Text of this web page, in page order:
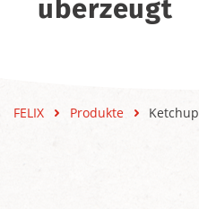
überzeugt
FELIX Produkte Ketchup